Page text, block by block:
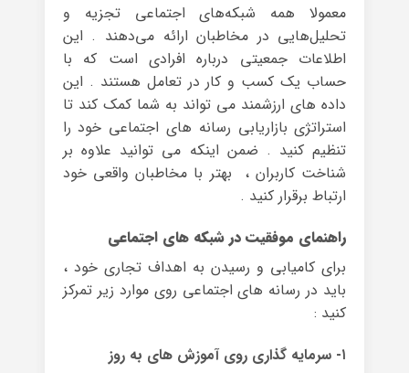
معمولا همه شبکه‌های اجتماعی تجزیه و
تحلیل‌هایی در مخاطبان ارائه می‌دهند . این
اطلاعات جمعیتی درباره افرادی است که با
حساب یک کسب و کار در تعامل هستند . این
داده های ارزشمند می تواند به شما کمک کند تا
استراتژی بازاریابی رسانه های اجتماعی خود را
تنظیم کنید . ضمن اینکه می توانید علاوه بر
شناخت کاربران ، بهتر با مخاطبان واقعی خود
ارتباط برقرار کنید .
راهنمای موفقیت در شبکه های اجتماعی
برای کامیابی و رسیدن به اهداف تجاری خود ،
باید در رسانه های اجتماعی روی موارد زیر تمرکز
کنید :
۱- سرمایه گذاری روی آموزش های به روز